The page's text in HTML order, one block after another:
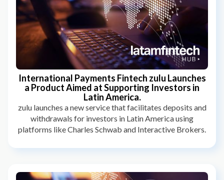
International Payments Fintech zulu Launches
a Product Aimed at Supporting Investors in
Latin America.
zulu launches a new service that facilitates deposits and
withdrawals for investors in Latin America using
platforms like Charles Schwab and Interactive Brokers.